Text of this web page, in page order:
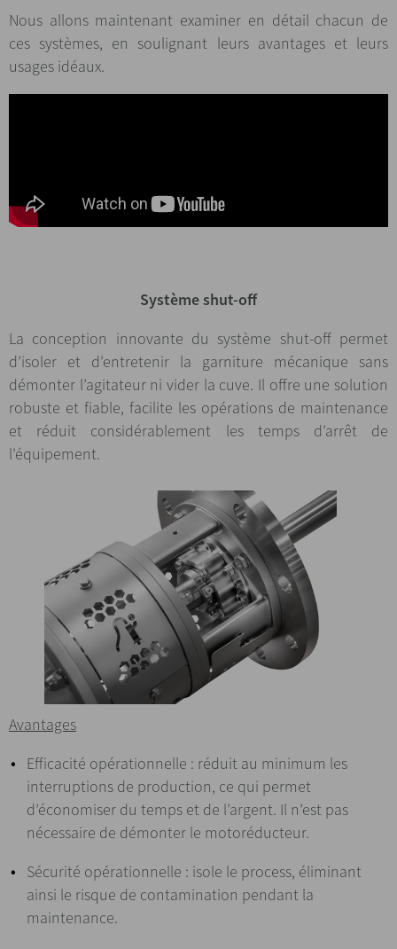
Nous allons maintenant examiner en détail chacun de
ces systèmes, en soulignant leurs avantages et leurs
usages idéaux.
Système shut-off
La conception innovante du système shut-off permet
d’isoler et d’entretenir la garniture mécanique sans
démonter l’agitateur ni vider la cuve. Il offre une solution
robuste et fiable, facilite les opérations de maintenance
et réduit considérablement les temps d’arrêt de
l’équipement.
Avantages
Efficacité opérationnelle : réduit au minimum les
interruptions de production, ce qui permet
d’économiser du temps et de l’argent. Il n’est pas
nécessaire de démonter le motoréducteur.
Sécurité opérationnelle : isole le process, éliminant
ainsi le risque de contamination pendant la
maintenance.